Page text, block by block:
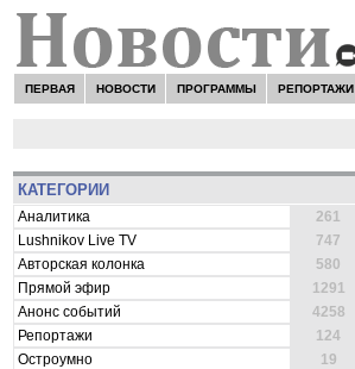
ПЕРВАЯ НОВОСТИ ПРОГРАММЫ РЕПОРТАЖИ
КАТЕГОРИИ
Аналитика
261
Lushnikov Live TV
747
Авторская колонка
580
Прямой эфир
1291
Анонс событий
4258
Репортажи
124
Остроумно
19